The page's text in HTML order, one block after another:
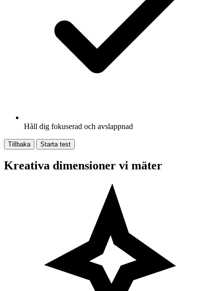
Håll dig fokuserad och avslappnad
Tillbaka Starta test
Kreativa dimensioner vi mäter